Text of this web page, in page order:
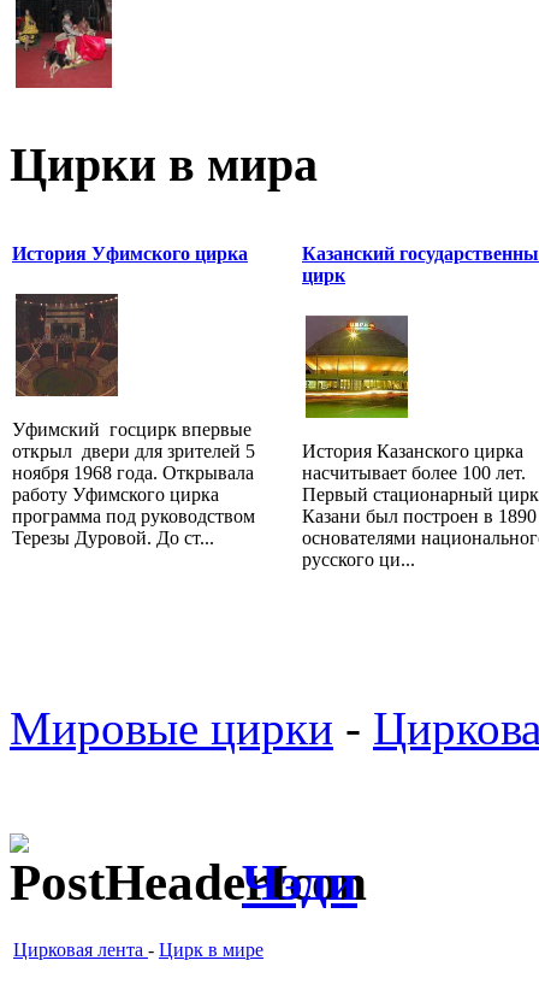
Цирки в мира
История Уфимского цирка
Уфимский госцирк впервые
открыл двери для зрителей 5
ноября 1968 года. Открывала
работу Уфимского цирка
программа под руководством
Терезы Дуровой. До ст...
Казанский
цирк
История Казанского цирка
насчитывает более 100 лет.
Первый стационарный
Казани был построен в 1890
основателями
русского ци...
Мировые цирки -
Чэди
Цирковая лента - Цирк в мире